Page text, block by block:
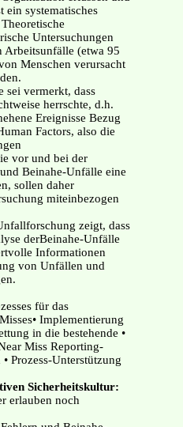
ein systematisches
Untersuchungen
Arbeitsunfälle (etwa 95
Menschen verursacht
sei vermerkt, dass
herrschte, d.h.
Ereignisse Bezug
Factors, also die
vor und bei der
Beinahe-Unfälle eine
sollen daher
miteinbezogen
zeigt, dass
derBeinahe-Unfälle
Informationen
von Unfällen und
für das
Implementierung
in die bestehende •
Miss Reporting-
Prozess-Unterstützung
Sicherheitskultur:
erlauben noch